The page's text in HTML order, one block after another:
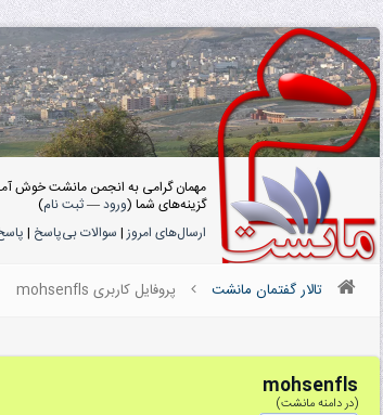
مهمان گرامی به انجمن مانشت خوش
گزینه‌های شما (ورود—ثبت نام)
ارسال‌های امروز| سوالات بی‌پاسخ |
تالار گفتمان مانشت پروفایل کاربری mohsenfls
mohsenfls
(در دامنه مانشت)